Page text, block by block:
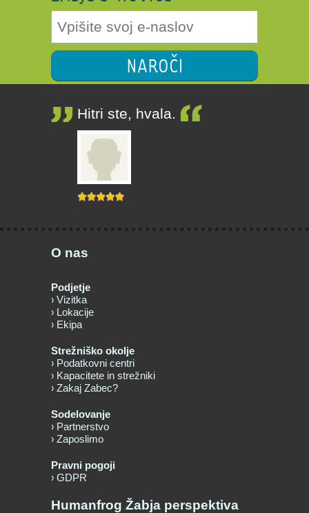
NAROČI
Hitri ste, hvala.
O nas
Podjetje
Vizitka
Lokacije
Ekipa
Strežniško okolje
Podatkovni centri
Kapacitete in strežniki
Zakaj Zabec?
Sodelovanje
Partnerstvo
Zaposlimo
Pravni pogoji
GDPR
Humanfrog Žabja perspektiva